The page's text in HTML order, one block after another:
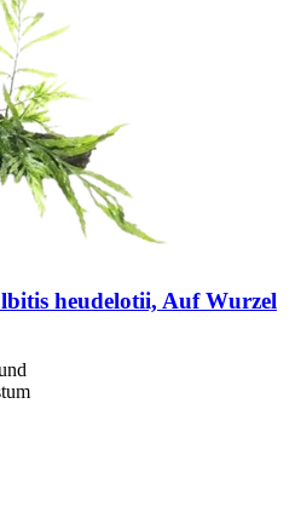
heudelotii, Auf Wurzel